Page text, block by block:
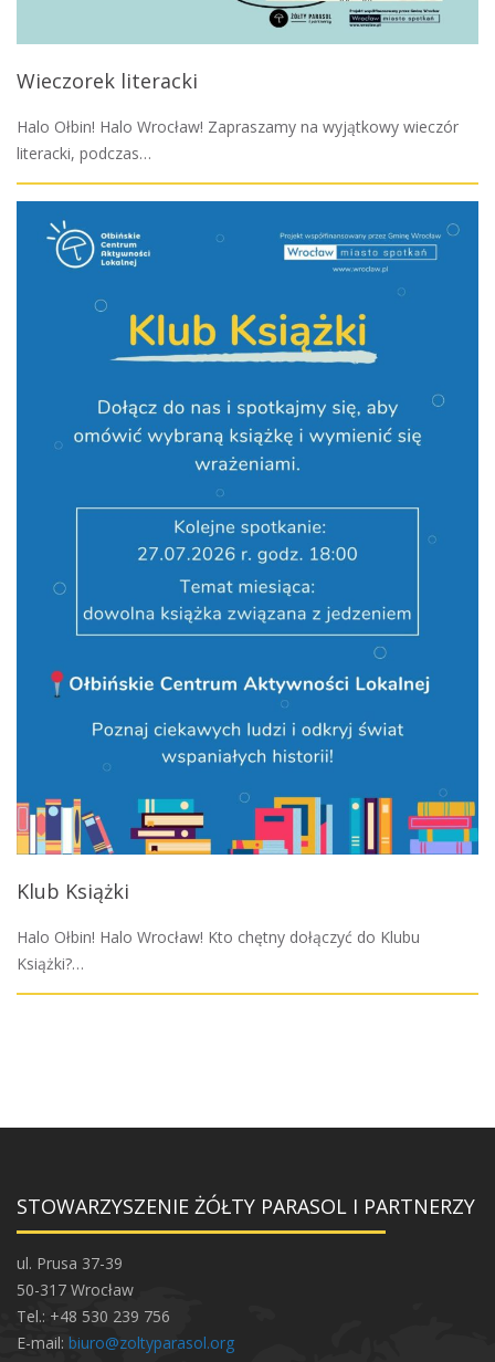
Wieczorek literacki
Halo Ołbin! Halo Wrocław! Zapraszamy na wyjątkowy wieczór
literacki, podczas…
Klub Książki
Halo Ołbin! Halo Wrocław! Kto chętny dołączyć do Klubu
Książki?…
STOWARZYSZENIE ŻÓŁTY PARASOL I PARTNERZY
ul. Prusa 37-39
50-317 Wrocław
Tel.: +48 530 239 756
E-mail: biuro@zoltyparasol.org